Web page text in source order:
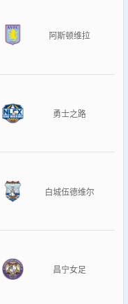
求，让您尽情享受体
，就是选择了与全球体
阿斯顿维拉
勇士之路
白城伍德维尔
昌宁女足